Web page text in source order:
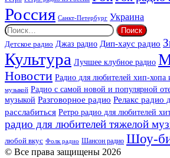
Россия Санкт-Петербург Украина
Найти:
Детское радио Джаз радио Дип-хаус радио
Культура Лучшее клубное радио
Новости Радио для любителей хип-хопа
музыкой Радио с самой новой и популярной
музыкой Разговорное радио Релакс радио
расслабиться Ретро радио для любителей
радио для любителей тяжелой
любой вкус Фолк радио Шансон радио Шоу-
© Все права защищены 2026